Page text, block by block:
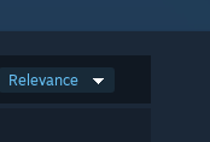
Relevance